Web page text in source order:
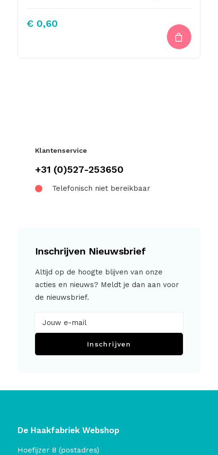
€ 0,60
Klantenservice
+31 (0)527-253650
Telefonisch niet bereikbaar
Inschrijven Nieuwsbrief
Altijd op de hoogte blijven van onze
acties en nieuws? Meldt je dan aan voor
de nieuwsbrief.
Inschrijven
De Haakfabriek Webshop
Hoefijzer 8 (postadres)